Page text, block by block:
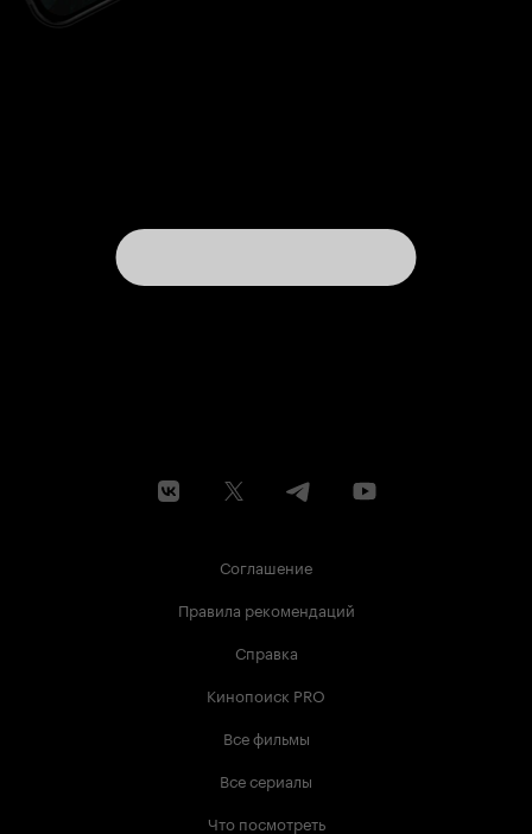
Соглашение
Правила рекомендаций
Справка
Кинопоиск PRO
Все фильмы
Все сериалы
Что посмотреть